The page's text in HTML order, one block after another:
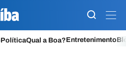
PolíticaQual a Boa?Entretenimento